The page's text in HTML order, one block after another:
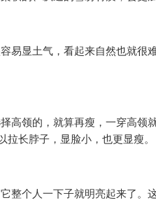
易显土气，看起来自然也就很
高领的，就算再瘦，一穿高领
长脖子，显脸小，也更显瘦。
整个人一下子就明亮起来了。